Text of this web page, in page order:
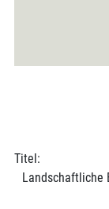
Titel:
Landschaftliche